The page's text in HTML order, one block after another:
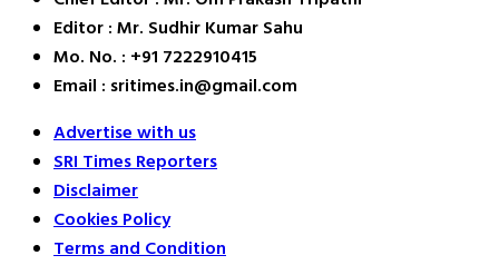
Editor : Mr. Sudhir Kumar Sahu
Mo. No. : +91 7222910415
Email : sritimes.in@gmail.com
Advertise with us
SRI Times Reporters
Disclaimer
Cookies Policy
Terms and Condition